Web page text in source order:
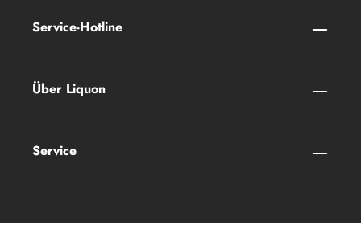
Service-Hotline
Über Liquon
Service